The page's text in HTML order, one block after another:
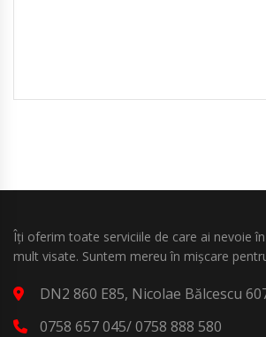
Îți oferim toate serviciile de care ai nevoie
mult visate. Suntem mereu în mișcare
DN2 860 E85, Nicolae Bălcescu
0758 657 045/ 0758 888 580